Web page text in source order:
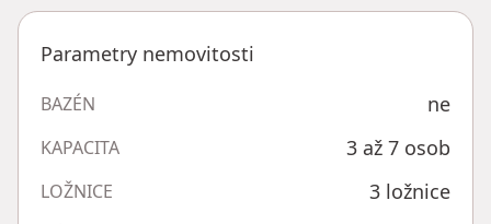
Parametry nemovitosti
BAZÉN ne
KAPACITA 3 až 7 osob
LOŽNICE 3 ložnice